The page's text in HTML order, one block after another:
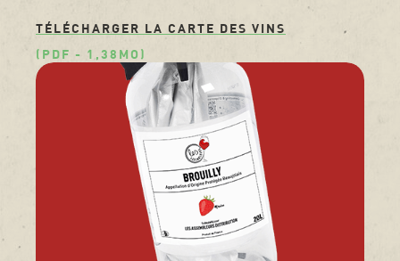
TÉLÉCHARGER LA CARTE DES VINS
(PDF - 1,38MO)